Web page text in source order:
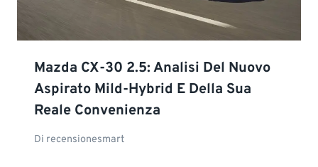
Mazda CX-30 2.5: Analisi Del Nuovo
Aspirato Mild-Hybrid E Della Sua
Reale Convenienza
Di recensionesmart